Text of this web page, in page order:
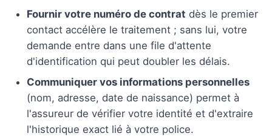
Fournir votre numéro de contrat dès le premier
contact accélère le traitement ; sans lui, votre
demande entre dans une file d'attente
d'identification qui peut doubler les délais.
Communiquer vos informations personnelles
(nom, adresse, date de naissance) permet à
l'assureur de vérifier votre identité et d'extraire
l'historique exact lié à votre police.